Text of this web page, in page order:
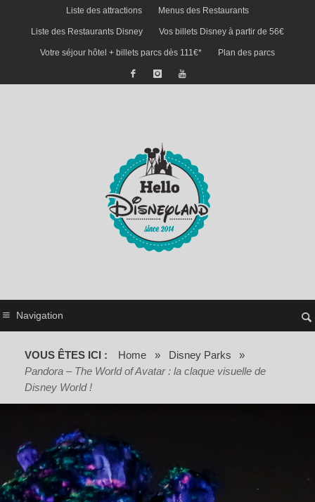
Liste des attractions Menus des Restaurants
Liste des Restaurants Disney Vos billets Disney à partir de 56€
Votre séjour hôtel + billets parcs dès 111€* Plan des parcs
Navigation
VOUS ÊTES ICI : Home » Disney Parks
»
Pandora – The World of Avatar : la claque visuelle de
Disney World !